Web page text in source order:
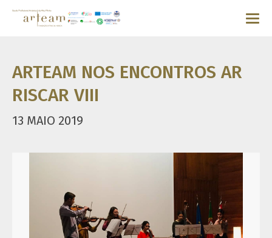
ARTEAM NOS ENCONTROS AR
RISCAR VIII
13 MAIO 2019